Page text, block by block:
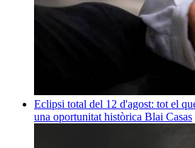
Eclipsi total del 12 d'agost: tot el
una oportunitat històrica Blai Casas